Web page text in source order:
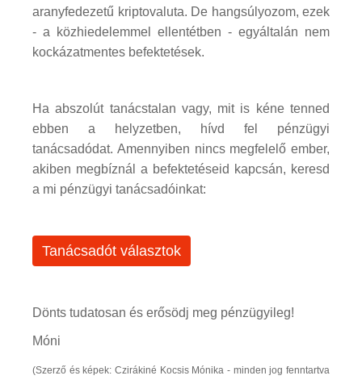
aranyfedezetű kriptovaluta. De hangsúlyozom, ezek
- a közhiedelemmel ellentétben - egyáltalán nem
kockázatmentes befektetések.
Ha abszolút tanácstalan vagy, mit is kéne tenned
ebben a helyzetben, hívd fel pénzügyi
tanácsadódat. Amennyiben nincs megfelelő ember,
akiben megbíznál a befektetéseid kapcsán, keresd
a mi pénzügyi tanácsadóinkat:
Tanácsadót választok
Dönts tudatosan és erősödj meg pénzügyileg!
Móni
(Szerző és képek: Czirákiné Kocsis Mónika - minden jog fenntartva